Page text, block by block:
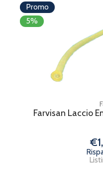
Promo
5%
Farvisan Laccio